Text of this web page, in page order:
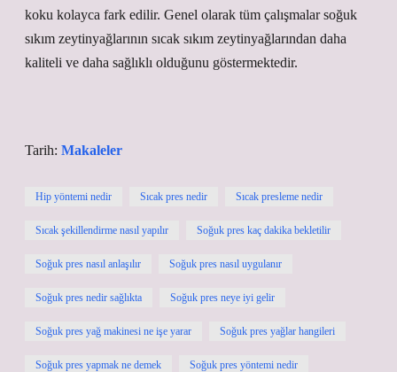
koku kolayca fark edilir. Genel olarak tüm çalışmalar soğuk
sıkım zeytinyağlarının sıcak sıkım zeytinyağlarından daha
kaliteli ve daha sağlıklı olduğunu göstermektedir.
Tarih: Makaleler
Hip yöntemi nedir Sıcak pres nedir Sıcak presleme nedir
Sıcak şekillendirme nasıl yapılır Soğuk pres kaç dakika bekletilir
Soğuk pres nasıl anlaşılır Soğuk pres nasıl uygulanır
Soğuk pres nedir sağlıkta Soğuk pres neye iyi gelir
Soğuk pres yağ makinesi ne işe yarar Soğuk pres yağlar hangileri
Soğuk pres yapmak ne demek Soğuk pres yöntemi nedir